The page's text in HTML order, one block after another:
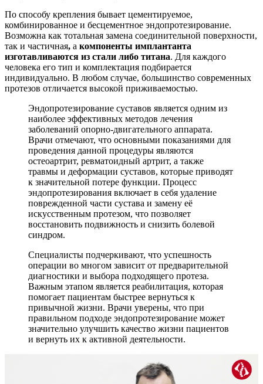
По способу крепления бывает цементируемое,
комбинированное и бесцементное эндопротезирование.
Возможна как тотальная замена соединительной поверхности,
так и частичная, а компоненты имплантанта
изготавливаются из стали либо титана. Для каждого
человека его тип и комплектация подбирается
индивидуально. В любом случае, большинство современных
протезов отличается высокой приживаемостью.
Эндопротезирование суставов является одним из
наиболее эффективных методов лечения
заболеваний опорно-двигательного аппарата.
Врачи отмечают, что основными показаниями для
проведения данной процедуры являются
остеоартрит, ревматоидный артрит, а также
травмы и деформации суставов, которые приводят
к значительной потере функции. Процесс
эндопротезирования включает в себя удаление
поврежденной части сустава и замену её
искусственным протезом, что позволяет
восстановить подвижность и снизить болевой
синдром.
Специалисты подчеркивают, что успешность
операции во многом зависит от предварительной
диагностики и выбора подходящего протеза.
Важным этапом является реабилитация, которая
помогает пациентам быстрее вернуться к
привычной жизни. Врачи уверены, что при
правильном подходе эндопротезирование может
значительно улучшить качество жизни пациентов
и вернуть их к активной деятельности.